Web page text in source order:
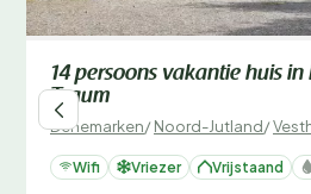
14 persoons vakantie huis in
Traum
Denemarken/Noord-Jutland/
Wifi Vriezer Vrijstaand